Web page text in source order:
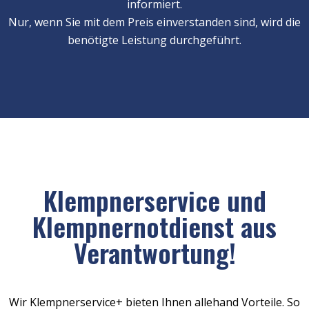
informiert.
Nur, wenn Sie mit dem Preis einverstanden sind, wird die
benötigte Leistung durchgeführt.
Klempnerservice und
Klempnernotdienst aus
Verantwortung!
Wir Klempnerservice+ bieten Ihnen allehand Vorteile. So